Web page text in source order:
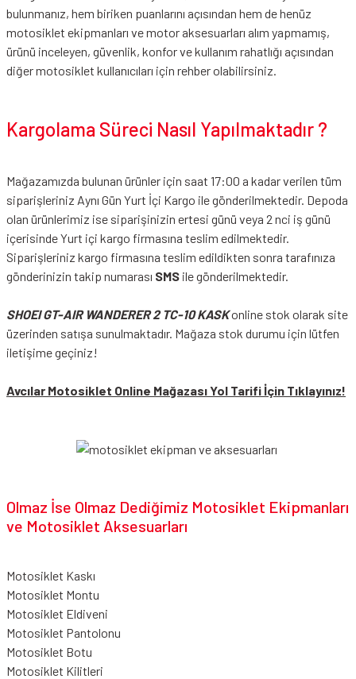
bulunmanız, hem biriken puanlarını açısından hem de henüz
motosiklet ekipmanları ve motor aksesuarları alım yapmamış,
ürünü inceleyen, güvenlik, konfor ve kullanım rahatlığı açısından
diğer motosiklet kullanıcıları için rehber olabilirsiniz.
Kargolama Süreci Nasıl Yapılmaktadır ?
Mağazamızda bulunan ürünler için saat 17:00 a kadar verilen tüm
siparişleriniz Aynı Gün Yurt İçi Kargo ile gönderilmektedir. Depoda
olan ürünlerimiz ise siparişinizin ertesi günü veya 2 nci iş günü
içerisinde Yurt içi kargo firmasına teslim edilmektedir.
Siparişleriniz kargo firmasına teslim edildikten sonra tarafınıza
gönderinizin takip numarası SMS ile gönderilmektedir.
SHOEI GT-AIR WANDERER 2 TC-10 KASKonline stok olarak site
üzerinden satışa sunulmaktadır. Mağaza stok durumu için lütfen
iletişime geçiniz!
Avcılar Motosiklet Online Mağazası Yol Tarifi İçin Tıklayınız!
Olmaz İse Olmaz Dediğimiz Motosiklet Ekipmanları
ve Motosiklet Aksesuarları
Motosiklet Kaskı
Motosiklet Montu
Motosiklet Eldiveni
Motosiklet Pantolonu
Motosiklet Botu
Motosiklet Kilitleri